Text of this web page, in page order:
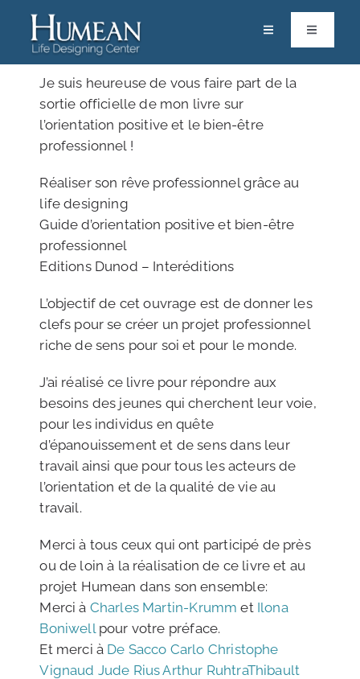
Passer
contenu
Toggle
Calendrier
Life Designers
Vos Solutions
Contact
Mon espace
Toggle
Navigation
RACINES
ACCOMPAGNEMENTS & FORMATIONS
Je suis heureuse de vous faire part de la
sortie officielle de mon livre sur
l’orientation positive et le bien-être
professionnel !
Réaliser son rêve professionnel grâce au
life designing
Guide d’orientation positive et bien-être
professionnel
Editions Dunod – Interéditions
L’objectif de cet ouvrage est de donner les
clefs pour se créer un projet professionnel
riche de sens pour soi et pour le monde.
J’ai réalisé ce livre pour répondre aux
besoins des jeunes qui cherchent leur voie,
pour les individus en quête
d’épanouissement et de sens dans leur
travail ainsi que pour tous les acteurs de
l’orientation et de la qualité de vie au
travail.
Merci à tous ceux qui ont participé de près
ou de loin à la réalisation de ce livre et au
projet Humean dans son ensemble:
Merci à Charles Martin-Krumm et Ilona
Boniwellpour votre préface.
Et merci à De Sacco Carlo Christophe
Vignaud Jude RiusArthur RuhtraThibault